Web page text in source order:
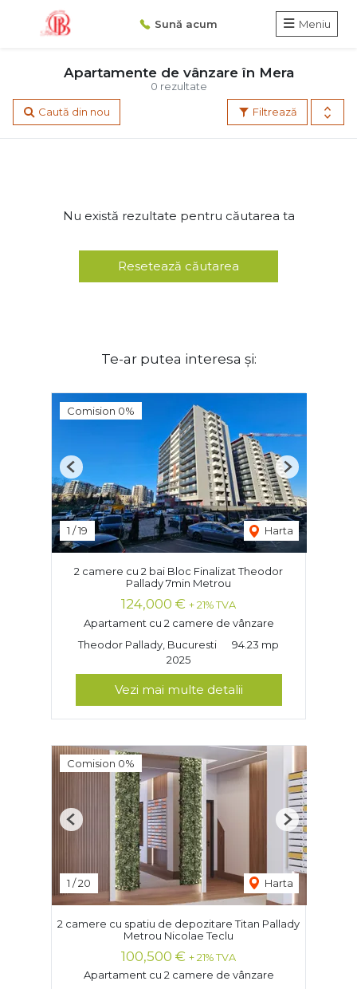
Sună acum Meniu
0 rezultate
Apartamente de vânzare în Mera
Filtrează
Caută din nou
Nu există rezultate pentru căutarea ta
Resetează căutarea
Te-ar putea interesa și:
Comision 0%
1 /19 Harta
Previous Next
2 camere cu 2 bai Bloc Finalizat Theodor
Pallady 7min Metrou
124,000 € + 21% TVA
Apartament cu 2 camere de vânzare
Theodor Pallady, Bucuresti
94.23 mp
2025
Vezi mai multe detalii
Comision 0%
1 /20 Harta
Previous Next
2 camere cu spatiu de depozitare Titan Pallady
Metrou Nicolae Teclu
100,500 € + 21% TVA
Apartament cu 2 camere de vânzare